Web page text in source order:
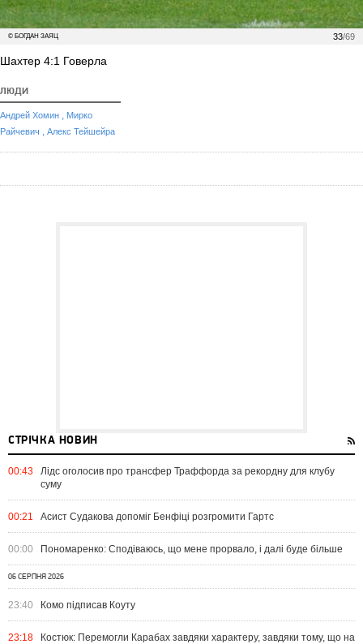
33/69
© БОГДАН ЗАЯЦ
Шахтер 4:1 Говерла
ЛЮДИ
Андрей Хомин , Мирко
Райчевич , Алекс Тейшейра
СТРІЧКА НОВИН
00:43
Лідс оголосив про трансфер Траффорда за рекордну для клубу
суму
00:21 Асист Судакова допоміг Бенфіці розгромити Гартс
00:00 Пономаренко: Сподіваюсь, що мене прорвало, і далі буде більше
06 СЕРПНЯ 2026
23:40 Комо підписав Коуту
23:18
Костюк: Перемогли Карабах завдяки характеру, завдяки тому, що на